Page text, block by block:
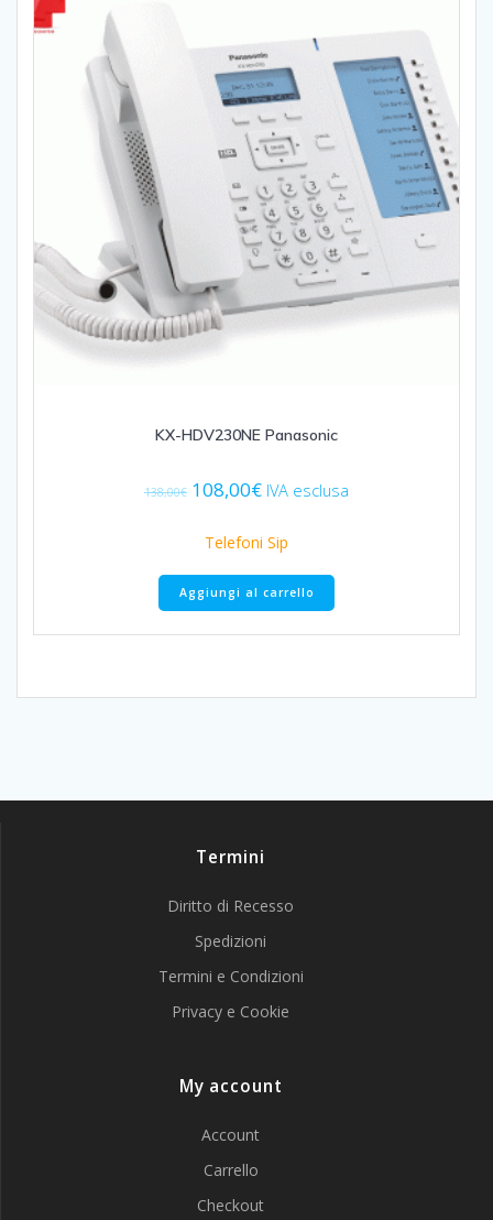
KX-HDV230NE Panasonic
138,00€ Il
originale
138,00€.
108,00€Il
attuale
108,00€.
IVA esclusa
Telefoni Sip
Aggiungi al carrello
Termini
Diritto di Recesso
Spedizioni
Termini e Condizioni
Privacy e Cookie
My account
Account
Carrello
Checkout